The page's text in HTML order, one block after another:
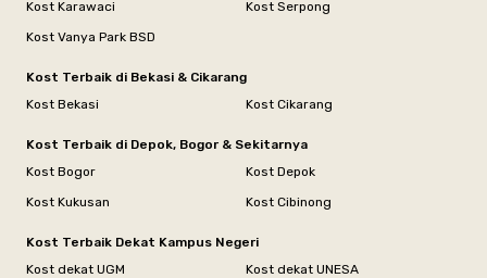
Kost Karawaci
Kost Serpong
Kost Vanya Park BSD
Kost Terbaik di Bekasi & Cikarang
Kost Bekasi
Kost Cikarang
Kost Terbaik di Depok, Bogor & Sekitarnya
Kost Bogor
Kost Depok
Kost Kukusan
Kost Cibinong
Kost Terbaik Dekat Kampus Negeri
Kost dekat UGM
Kost dekat UNESA